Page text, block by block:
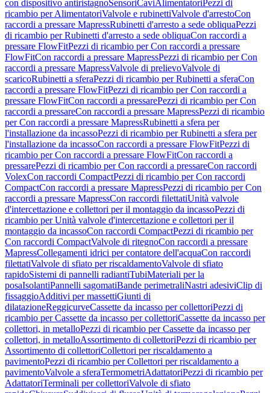
con dispositivo antiristagnoSensoriCaviAlimentatori Pezzi di
ricambio per AlimentatoriValvole e rubinettiValvole d'arrestoCon
raccordi a pressare MapressRubinetti d'arresto a sede obliquaPezzi
di ricambio per Rubinetti d'arresto a sede obliquaCon raccordi a
pressare FlowFitPezzi di ricambio per Con raccordi a pressare
FlowFitCon raccordi a pressare MapressPezzi di ricambio per Con
raccordi a pressare MapressValvole di prelievoValvole di
scaricoRubinetti a sferaPezzi di ricambio per Rubinetti a sferaCon
raccordi a pressare FlowFitPezzi di ricambio per Con raccordi a
pressare FlowFitCon raccordi a pressarePezzi di ricambio per Con
raccordi a pressareCon raccordi a pressare MapressPezzi di ricambio
per Con raccordi a pressare MapressRubinetti a sfera per
l'installazione da incassoPezzi di ricambio per Rubinetti a sfera per
l'installazione da incassoCon raccordi a pressare FlowFitPezzi di
ricambio per Con raccordi a pressare FlowFitCon raccordi a
pressarePezzi di ricambio per Con raccordi a pressareCon raccordi
VolexCon raccordi CompactPezzi di ricambio per Con raccordi
CompactCon raccordi a pressare MapressPezzi di ricambio per Con
raccordi a pressare MapressCon raccordi filettatiUnità valvole
d'intercettazione e collettori per il montaggio da incassoPezzi di
ricambio per Unità valvole d'intercettazione e collettori per il
montaggio da incassoCon raccordi CompactPezzi di ricambio per
Con raccordi CompactValvole di ritegnoCon raccordi a pressare
MapressCollegamenti idrici per contatore dell'acquaCon raccordi
filettatiValvole di sfiato per riscaldamentoValvole di sfiato
rapidoSistemi di pannelli radiantiTubiMateriali per la
posaIsolantiPannelli sagomatiBande perimetraliNastri adesiviClip di
fissaggioAdditivi per massettiGiunti di
dilatazioneReggicurveCassette da incasso per collettoriPezzi di
ricambio per Cassette da incasso per collettoriCassette da incasso per
collettori, in metalloPezzi di ricambio per Cassette da incasso per
collettori, in metalloAssortimento di collettoriPezzi di ricambio per
Assortimento di collettoriCollettori per riscaldamento a
pavimentoPezzi di ricambio per Collettori per riscaldamento a
pavimentoValvole a sferaTermometriAdattatoriPezzi di ricambio per
AdattatoriTerminali per collettoriValvole di sfiato